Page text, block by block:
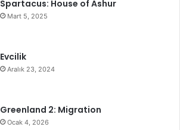
Spartacus: House of Ashur
Mart 5, 2025
Evcilik
Aralık 23, 2024
Greenland 2: Migration
Ocak 4, 2026